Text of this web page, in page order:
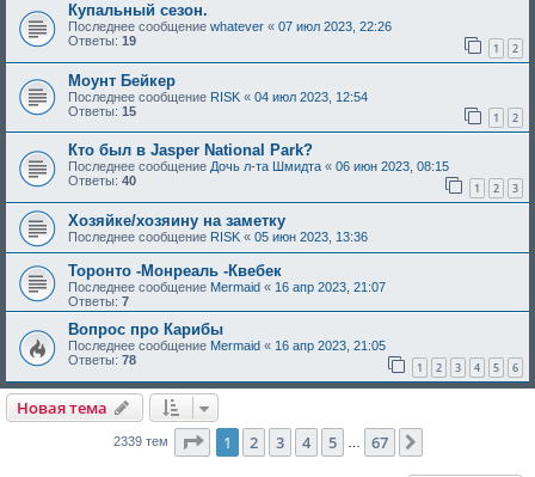
Купальный сезон.
Последнее сообщение whatever « 07 июл 2023, 22:26
Ответы: 19 1 2
Моунт Бейкер
Последнее сообщение RISK « 04 июл 2023, 12:54
Ответы: 15 1 2
Кто был в Jasper National Park?
Последнее сообщение Дочь л-та Шмидта « 06 июн 2023, 08:15
Ответы: 40 1 2 3
Хозяйке/хозяину на заметку
Последнее сообщение RISK « 05 июн 2023, 13:36
Торонто -Монреаль -Квебек
Последнее сообщение Mermaid « 16 апр 2023, 21:07
Ответы: 7
Вопрос про Карибы
Последнее сообщение Mermaid « 16 апр 2023, 21:05
Ответы: 78 1 2 3 4 5 6
Новая тема
2339 тем Страница из 67
1 2 3 4 5 67